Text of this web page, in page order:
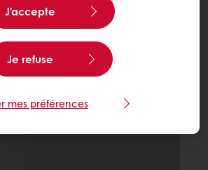
J'accepte
Je refuse
mes préférences